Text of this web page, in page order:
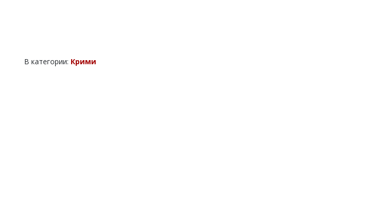
В категории: Крими